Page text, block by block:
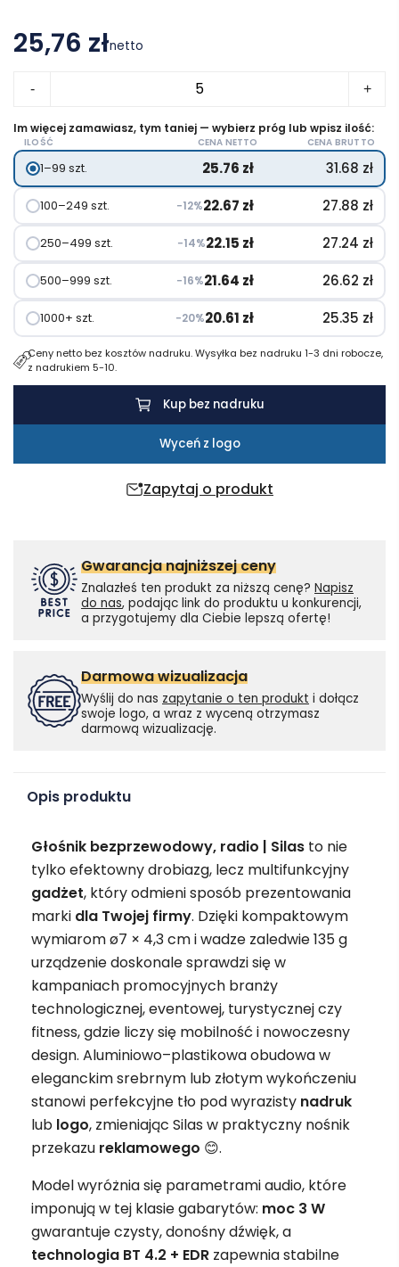
25,76 złnetto
-
bezprzewodowy,
radio
|
Silas
+
Zapytaj o produkt
Im więcej zamawiasz, tym taniej — wybierz próg lub wpisz ilość:
ILOŚĆ CENA NETTO CENA BRUTTO
1–99 szt. 25.76 zł 31.68 zł
100–249 szt. −12%22.67 zł 27.88 zł
250–499 szt. −14%22.15 zł 27.24 zł
500–999 szt. −16%21.64 zł 26.62 zł
1000+ szt. −20%20.61 zł 25.35 zł
Ceny netto bez kosztów nadruku. Wysyłka bez nadruku 1-3 dni robocze,
z nadrukiem 5-10.
Kup bez nadruku
Wyceń z logo
Gwarancja najniższej ceny
Znalazłeś ten produkt za niższą cenę? Napisz
do nas, podając link do produktu u konkurencji,
a przygotujemy dla Ciebie lepszą ofertę!
Darmowa wizualizacja
Wyślij do nas zapytanie o ten produkt i dołącz
swoje logo, a wraz z wyceną otrzymasz
darmową wizualizację.
Opis produktu
Głośnik bezprzewodowy, radio | Silas to nie
tylko efektowny drobiazg, lecz multifunkcyjny
gadżet, który odmieni sposób prezentowania
marki dla Twojej firmy. Dzięki kompaktowym
wymiarom ø7 × 4,3 cm i wadze zaledwie 135 g
urządzenie doskonale sprawdzi się w
kampaniach promocyjnych branży
technologicznej, eventowej, turystycznej czy
fitness, gdzie liczy się mobilność i nowoczesny
design. Aluminiowo–plastikowa obudowa w
eleganckim srebrnym lub złotym wykończeniu
stanowi perfekcyjne tło pod wyrazisty nadruk
lub logo, zmieniając Silas w praktyczny nośnik
przekazu reklamowego 😊.
Model wyróżnia się parametrami audio, które
imponują w tej klasie gabarytów: moc 3 W
gwarantuje czysty, donośny dźwięk, a
technologia BT 4.2 + EDR zapewnia stabilne